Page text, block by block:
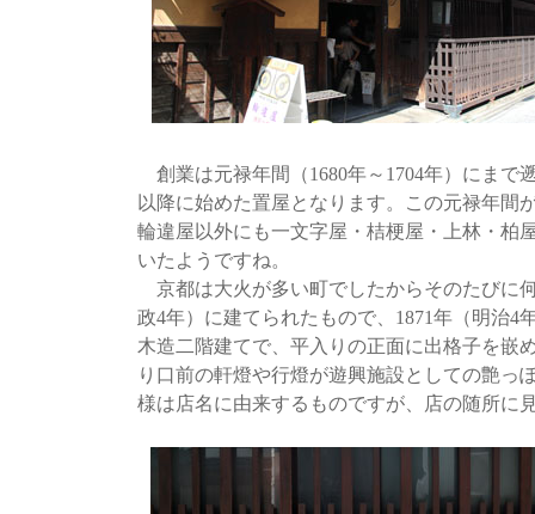
創業は元禄年間（1680年～1704年）にまで
以降に始めた置屋となります。この元禄年間
輪違屋以外にも一文字屋・桔梗屋・上林・柏
いたようですね。
京都は大火が多い町でしたからそのたびに
政4年）に建てられたもので、1871年（明治
木造二階建てで、平入りの正面に出格子を嵌
り口前の軒燈や行燈が遊興施設としての艶っ
様は店名に由来するものですが、店の随所に